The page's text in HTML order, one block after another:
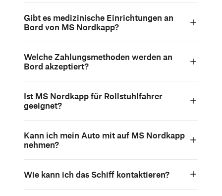
Gibt es medizinische Einrichtungen an
Bord von MS Nordkapp?
Welche Zahlungsmethoden werden an
Bord akzeptiert?
Ist MS Nordkapp für Rollstuhlfahrer
geeignet?
Kann ich mein Auto mit auf MS Nordkapp
nehmen?
Wie kann ich das Schiff kontaktieren?